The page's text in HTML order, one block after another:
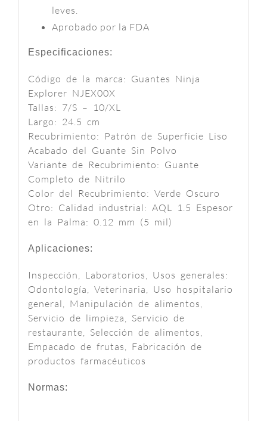
leves.
Aprobado por la FDA
Especificaciones:
Código de la marca: Guantes Ninja
Explorer NJEX00X
Tallas: 7/S – 10/XL
Largo: 24.5 cm
Recubrimiento: Patrón de Superficie Liso
Acabado del Guante Sin Polvo
Variante de Recubrimiento: Guante
Completo de Nitrilo
Color del Recubrimiento: Verde Oscuro
Otro: Calidad industrial: AQL 1.5 Espesor
en la Palma: 0.12 mm (5 mil)
Aplicaciones:
Inspección, Laboratorios, Usos generales:
Odontología, Veterinaria, Uso hospitalario
general, Manipulación de alimentos,
Servicio de limpieza, Servicio de
restaurante, Selección de alimentos,
Empacado de frutas, Fabricación de
productos farmacéuticos
Normas: